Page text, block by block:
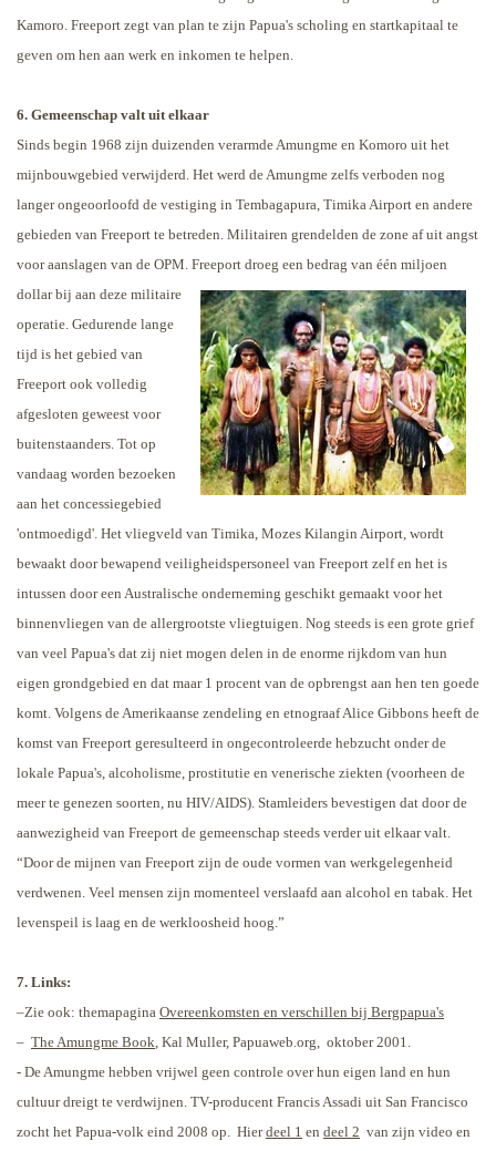
Kamoro. Freeport zegt van plan te zijn Papua's scholing en startkapitaal te
geven om hen aan werk en inkomen te helpen.
6. Gemeenschap valt uit elkaar
Sinds begin 1968 zijn duizenden verarmde Amungme en Komoro uit het
mijnbouwgebied verwijderd. Het werd de Amungme zelfs verboden nog
langer ongeoorloofd de vestiging in Tembagapura, Timika Airport en andere
gebieden van Freeport te betreden. Militairen grendelden de zone af uit angst
voor aanslagen van de OPM. Freeport droeg een bedrag van één miljoen
dollar bij aan deze militaire
operatie. Gedurende lange
tijd is het gebied van
Freeport ook volledig
afgesloten geweest voor
buitenstaanders. Tot op
vandaag worden bezoeken
aan het concessiegebied
'ontmoedigd'. Het vliegveld van Timika, Mozes Kilangin Airport, wordt
bewaakt door bewapend veiligheidspersoneel van Freeport zelf en het is
intussen door een Australische onderneming geschikt gemaakt voor het
binnenvliegen van de allergrootste vliegtuigen. Nog steeds is een grote grief
van veel Papua's dat zij niet mogen delen in de enorme rijkdom van hun
eigen grondgebied en dat maar 1 procent van de opbrengst aan hen ten goede
komt. Volgens de Amerikaanse zendeling en etnograaf Alice Gibbons heeft de
komst van Freeport geresulteerd in ongecontroleerde hebzucht onder de
lokale Papua's, alcoholisme, prostitutie en venerische ziekten (voorheen de
meer te genezen soorten, nu HIV/AIDS). Stamleiders bevestigen dat door de
aanwezigheid van Freeport de gemeenschap steeds verder uit elkaar valt.
“Door de mijnen van Freeport zijn de oude vormen van werkgelegenheid
verdwenen. Veel mensen zijn momenteel verslaafd aan alcohol en tabak. Het
levenspeil is laag en de werkloosheid hoog.”
7. Links:
–Zie ook: themapagina Overeenkomsten en verschillen bij Bergpapua's
– The Amungme Book , Kal Muller, Papuaweb.org,
oktober 2001.
- De Amungme hebben vrijwel geen controle over hun eigen land en hun
cultuur dreigt te verdwijnen. TV-producent Francis Assadi uit San Francisco
zocht het Papua-volk eind 2008 op.
Hierdeel 1 en deel 2 van zijn video en